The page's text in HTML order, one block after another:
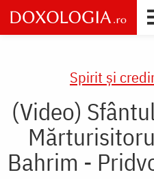
Skip
to
main
Spirit și
(Video)
Bahrim -